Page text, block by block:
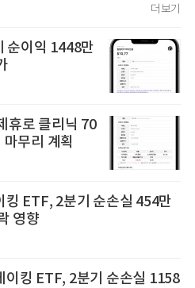
더보기
순이익 1448만
휴로 클리닉 70
무리 계획
킹 ETF, 2분기 순손실 454만
영향
이킹 ETF, 2분기 순손실 1158